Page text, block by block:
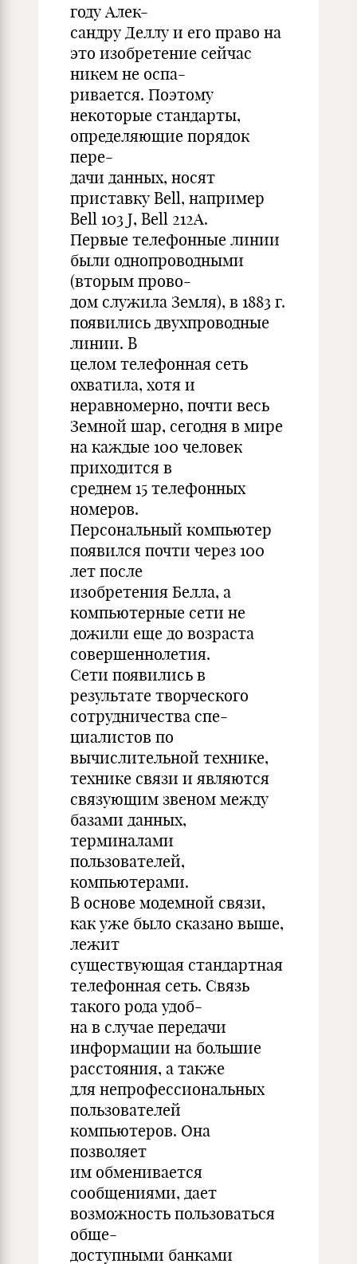
году Алек-
сандру Деллу и его право на
это изобретение сейчас
никем не оспа-
ривается. Поэтому
некоторые стандарты,
определяющие порядок
пере-
дачи данных, носят
приставку Bell, например
Bell 103 J, Bell 212A.
Первые телефонные линии
были однопроводными
(вторым прово-
дом служила Земля), в 1883 г.
появились двухпроводные
линии. В
целом телефонная сеть
охватила, хотя и
неравномерно, почти весь
Земной шар, сегодня в мире
на каждые 100 человек
приходится в
среднем 15 телефонных
номеров.
Персональный компьютер
появился почти через 100
лет после
изобретения Белла, а
компьютерные сети не
дожили еще до возраста
совершеннолетия.
Сети появились в
результате творческого
сотрудничества спе-
циалистов по
вычислительной технике,
технике связи и являются
связующим звеном между
базами данных,
терминалами
пользователей,
компьютерами.
В основе модемной связи,
как уже было сказано выше,
лежит
существующая стандартная
телефонная сеть. Связь
такого рода удоб-
на в случае передачи
информации на большие
расстояния, а также
для непрофессиональных
пользователей
компьютеров. Она
позволяет
им обменивается
сообщениями, дает
возможность пользоваться
обще-
доступными банками